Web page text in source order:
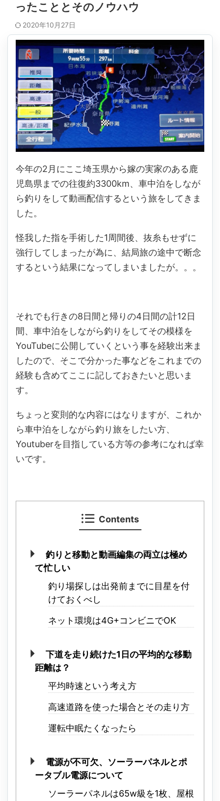
ったこととそのノウハウ
2020年10月27日
今年の2月にここ埼玉県から嫁の実家のある鹿
児島県までの往復約3300km、車中泊をしなが
ら釣りをして動画配信するという旅をしてきま
した。
怪我した指を手術した1周間後、抜糸もせずに
強行してしまったが為に、結局旅の途中で断念
するという結果になってしまいましたが。。。
それでも行きの8日間と帰りの4日間の計12日
間、車中泊をしながら釣りをしてその模様を
YouTubeに公開していくという事を経験出来ま
したので、そこで分かった事などをこれまでの
経験も含めてここに記しておきたいと思いま
す。
ちょっと変則的な内容にはなりますが、これか
ら車中泊をしながら釣り旅をしたい方、
Youtuberを目指している方等の参考になれば幸
いです。
Contents
釣りと移動と動画編集の両立は極め
て忙しい
釣り場探しは出発前までに目星を付
けておくべし
ネット環境は4G+コンビニでOK
下道を走り続けた1日の平均的な移動
距離は？
平均時速という考え方
高速道路を使った場合とその走り方
運転中眠たくなったら
電源が不可欠、ソーラーパネルとポ
ータブル電源について
ソーラーパネルは65w級を1枚、屋根